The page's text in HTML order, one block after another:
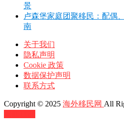
景
卢森堡家庭团聚移民：配偶
南
关于我们
隐私声明
Cookie 政策
数据保护声明
联系方式
Copyright © 2025 海外移民网 All